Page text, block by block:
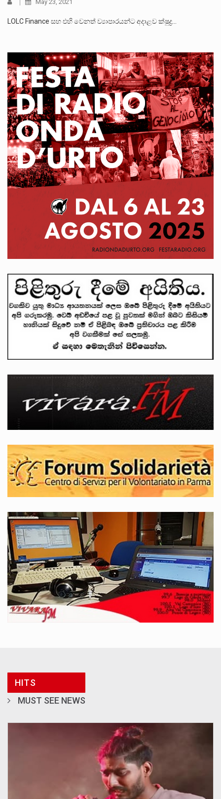
May 23, 2021
LOLC Finance සහ එහි වෙනත් ව්‍යාපාරයන්ට අදාළව ක්ෂුද්‍ර…
HITS
MUST SEE NEWS